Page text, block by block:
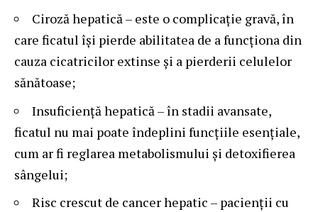
Ciroză hepatică – este o complicație gravă, în
care ficatul își pierde abilitatea de a funcționa din
cauza cicatricilor extinse și a pierderii celulelor
sănătoase;
Insuficiență hepatică – în stadii avansate,
ficatul nu mai poate îndeplini funcțiile esențiale,
cum ar fi reglarea metabolismului și detoxifierea
sângelui;
Risc crescut de cancer hepatic – pacienții cu